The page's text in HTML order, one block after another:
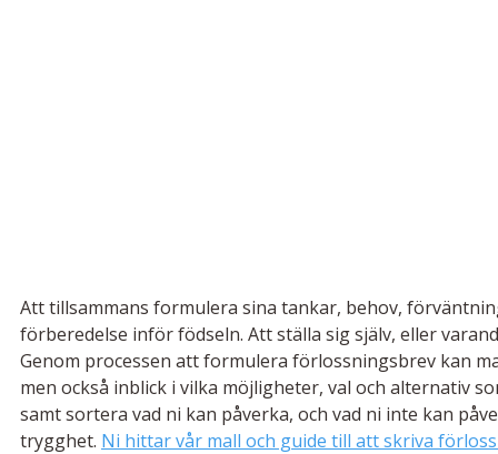
Att tillsammans formulera sina tankar, behov,
förberedelse inför födseln. Att ställa sig själv, eller
Genom processen att formulera förlossningsbrev kan
men också inblick i vilka möjligheter, val och alternativ
samt sortera vad ni kan påverka, och vad ni inte kan
trygghet. Ni hittar vår mall och guide till att skriva